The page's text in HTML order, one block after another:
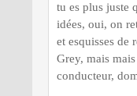
tu es plus juste
idées, oui, on
et esquisses de
Grey, mais
conducteur,